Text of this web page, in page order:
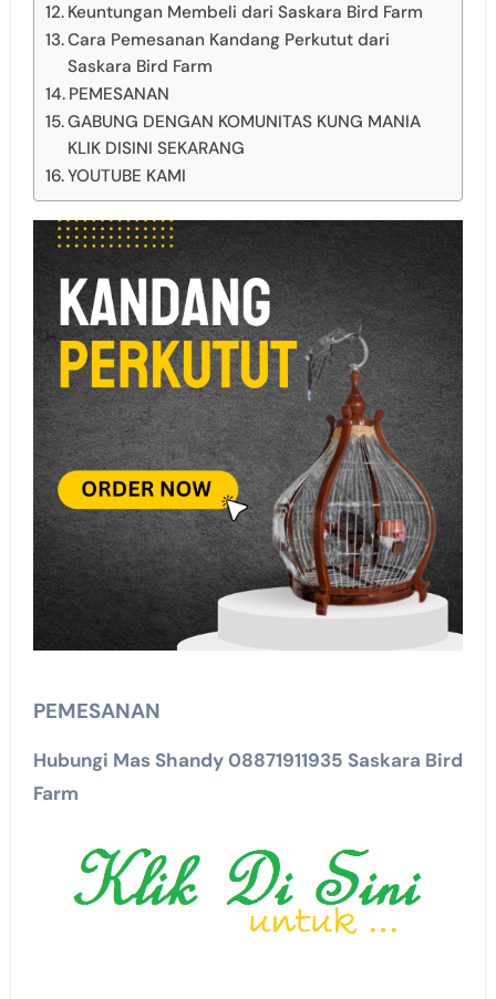
Keuntungan Membeli dari Saskara Bird Farm
Cara Pemesanan Kandang Perkutut dari
Saskara Bird Farm
PEMESANAN
GABUNG DENGAN KOMUNITAS KUNG MANIA
KLIK DISINI SEKARANG
YOUTUBE KAMI
PEMESANAN
Hubungi Mas Shandy 08871911935 Saskara Bird
Farm